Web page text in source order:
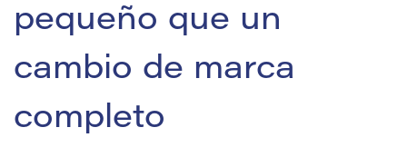
pequeño que un
cambio de marca
completo